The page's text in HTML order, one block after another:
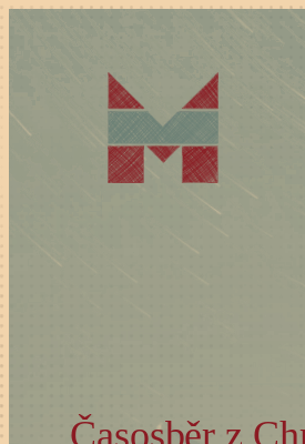
Časosběr z